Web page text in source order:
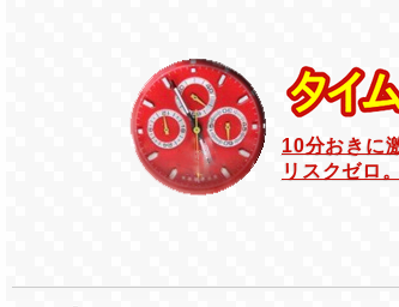
10分おきに
リスクゼロ。